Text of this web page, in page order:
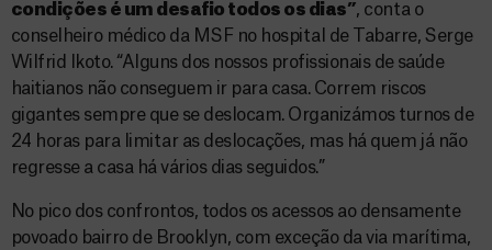
condições é um desafio todos os dias”, conta o
conselheiro médico da MSF no hospital de Tabarre, Serge
Wilfrid Ikoto. “Alguns dos nossos profissionais de saúde
haitianos não conseguem ir para casa. Correm riscos
gigantes sempre que se deslocam. Organizámos turnos de
24 horas para limitar as deslocações, mas há quem já não
regresse a casa há vários dias seguidos.”
No pico dos confrontos, todos os acessos ao densamente
povoado bairro de Brooklyn, com exceção da via marítima,